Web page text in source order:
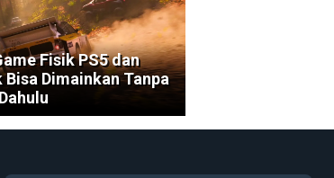
Fisik PS5 dan
Bisa Dimainkan Tanpa